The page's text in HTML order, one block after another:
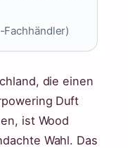
die einen
Duft
ist Wood
Wahl. Das